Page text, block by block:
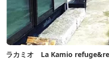
ラカミオ La Kamio